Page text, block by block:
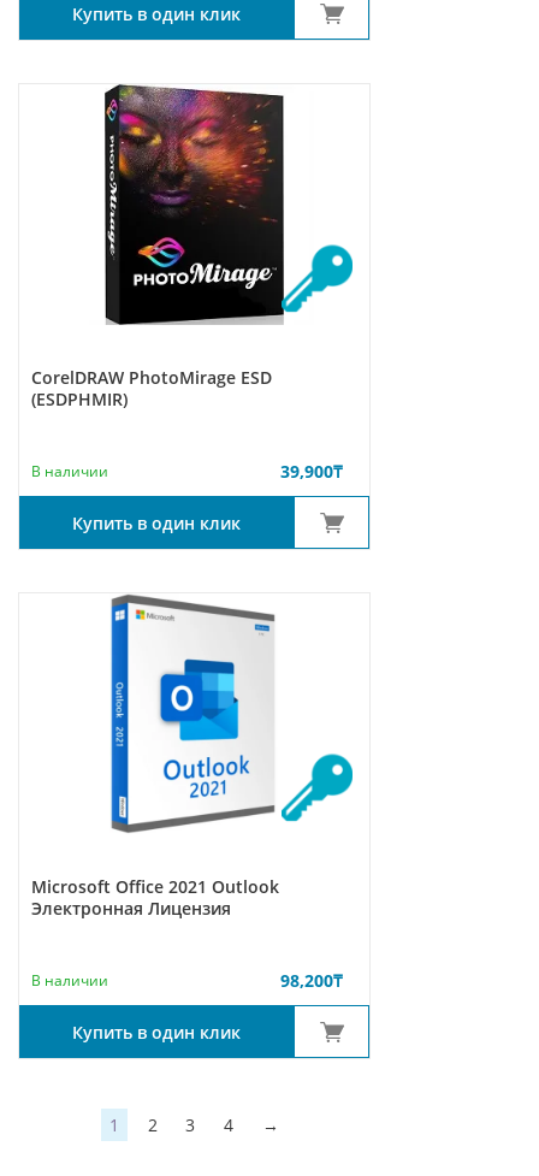
Купить в один клик
CorelDRAW PhotoMirage ESD
(ESDPHMIR)
В наличии 39,900₸
Купить в один клик
Microsoft Office 2021 Outlook
Электронная Лицензия
В наличии 98,200₸
Купить в один клик
1 2 3 4 →